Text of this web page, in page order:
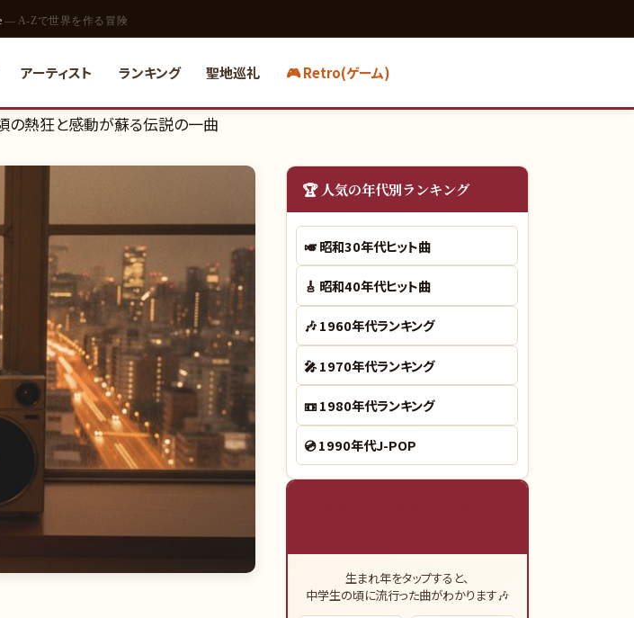
— A-Zで世界を作る冒険
アーティスト ランキング 聖地巡礼 🎮 Retro(ゲーム)
の熱狂と感動が蘇る伝説の一曲
🏆 人気の年代別ランキング
🎺昭和30年代ヒット曲
🎸 昭和40年代ヒット曲
🎶1960年代ランキング
🎤1970年代ランキング
📼1980年代ランキング
💿1990年代J-POP
生まれ年をタップすると、
中学生の頃に流行った曲がわかります🎶